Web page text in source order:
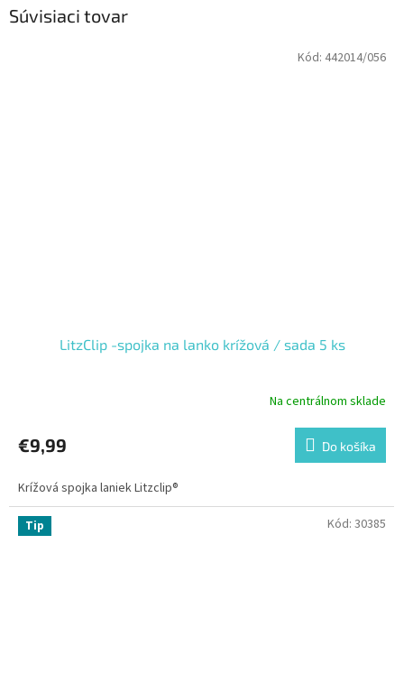
Súvisiaci tovar
LitzClip -spojka na lanko krížová / sada 5 ks
Na centrálnom sklade
€9,99 Do košíka
Krížová spojka laniek Litzclip®
Kód: 442014/056
Tip Kód: 30385